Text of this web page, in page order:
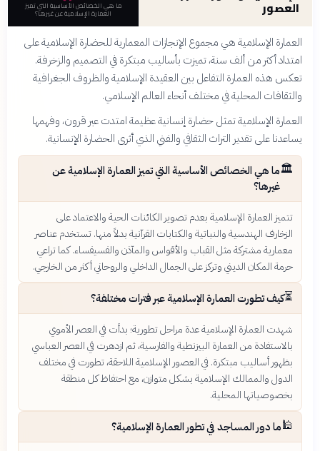
العصور ما هي الخصائص الأساسية التي تميز
العمارة الإسلامية عن غيرها؟
العمارة الإسلامية هي مجموع الإنجازات المعمارية للحضارة الإسلامية على
امتداد أكثر من ألف سنة، تميزت بأساليب مبتكرة في التصميم والزخرفة.
تعكس هذه العمارة التفاعل بين العقيدة الإسلامية والظروف الجغرافية
والثقافات المحلية في مختلف أنحاء العالم الإسلامي.
العمارة الإسلامية تمثل حضارة إنسانية عظيمة امتدت عبر قرون، وفهمها
يساعدنا على تقدير التراث الثقافي والفني الذي أثرى الحضارة الإنسانية.
🏛️ما هي الخصائص الأساسية التي تميز العمارة الإسلامية عن
غيرها؟
تتميز العمارة الإسلامية بعدم تصوير الكائنات الحية والاعتماد على
الزخارف الهندسية والنباتية والكتابات القرآنية بدلاً منها. تستخدم عناصر
معمارية مشتركة مثل القباب والأقواس والمآذن والفسيفساء. كما تراعي
حرمة المكان الديني وتركز على الجمال الداخلي والروحاني أكثر من الخارجي.
⏳كيف تطورت العمارة الإسلامية عبر فترات مختلفة؟
شهدت العمارة الإسلامية عدة مراحل تطورية؛ بدأت في العصر الأموي
بالاستفادة من العمارة البيزنطية والفارسية، ثم ازدهرت في العصر العباسي
بظهور أساليب مبتكرة. في العصور الإسلامية اللاحقة، تطورت في مختلف
الدول والممالك الإسلامية بشكل متوازن، مع احتفاظ كل منطقة
بخصوصياتها المحلية.
🕌ما دور المساجد في تطور العمارة الإسلامية؟